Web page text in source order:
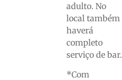
adulto. No
local também
haverá
completo
serviço de bar.
*Com